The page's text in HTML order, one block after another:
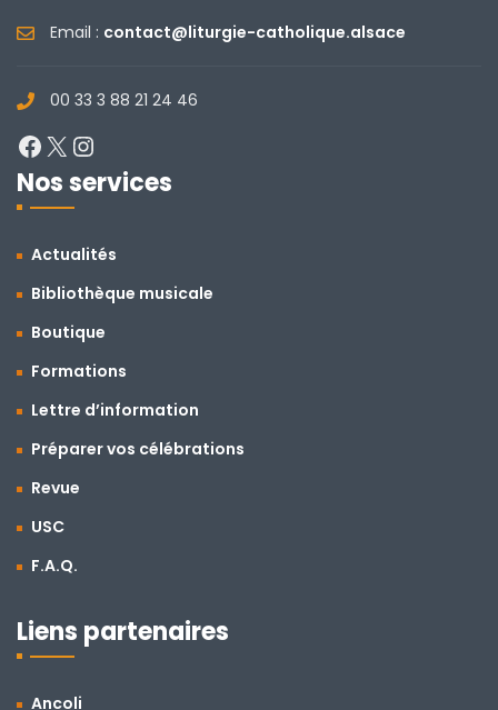
Email : contact@liturgie-catholique.alsace
00 33 3 88 21 24 46
Facebook
X
Nos services
Actualités
Bibliothèque musicale
Boutique
Formations
Lettre d’information
Préparer vos célébrations
Revue
USC
F.A.Q.
Liens partenaires
Ancoli